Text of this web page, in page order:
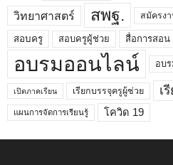
วิทยาศาสตร์ สพฐ. สมัครง
สอบครู สอบครูผู้ช่วย สื่อการสอน
อบรมออนไลน์ อบ
เปิดภาคเรียน เรียกบรรจุครูผู้ช่วย เ
แผนการจัดการเรียนรู้ โควิด 19